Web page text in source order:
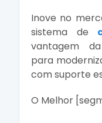
Inove no
sistema de
vantagem
para
com suporte
O Melhor